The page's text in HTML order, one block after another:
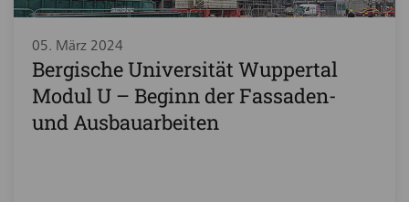
05. März 2024
Bergische Universität Wuppertal
Modul U – Beginn der Fassaden-
und Ausbauarbeiten